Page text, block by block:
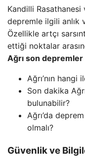
Kandilli Rasathanesi
depremle ilgili anlık
Özellikle artçı
ettiği noktalar
Ağrı son depremler
Ağrı’nın
Son dakika
bulunabilir?
Ağrı’da
olmalı?
Güvenlik ve